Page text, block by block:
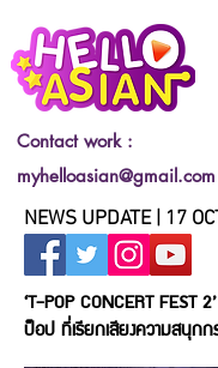
Contact work :
myhelloasian@gmail.com
NEWS UPDATE | 17
‘T-POP CONCERT FEST 2’
ป็อป ที่เรียกเสียงความสนุก